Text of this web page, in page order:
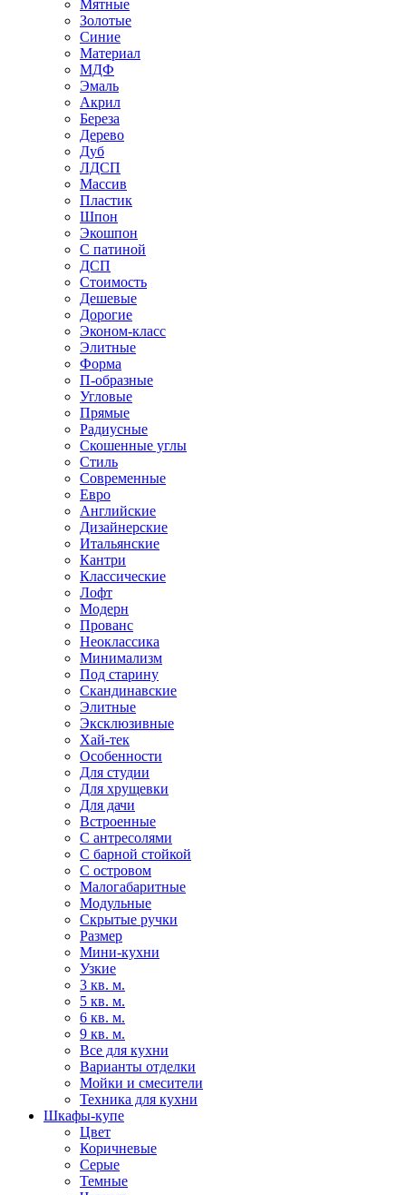
Мятные
Золотые
Синие
Материал
МДФ
Эмаль
Акрил
Береза
Дерево
Дуб
ЛДСП
Массив
Пластик
Шпон
Экошпон
С патиной
ДСП
Стоимость
Дешевые
Дорогие
Эконом-класс
Элитные
Форма
П-образные
Угловые
Прямые
Радиусные
Скошенные углы
Стиль
Современные
Евро
Английские
Дизайнерские
Итальянские
Кантри
Классические
Лофт
Модерн
Прованс
Неоклассика
Минимализм
Под старину
Скандинавские
Элитные
Эксклюзивные
Хай-тек
Особенности
Для студии
Для хрущевки
Для дачи
Встроенные
С антресолями
С барной стойкой
С островом
Малогабаритные
Модульные
Скрытые ручки
Размер
Мини-кухни
Узкие
3 кв. м.
5 кв. м.
6 кв. м.
9 кв. м.
Все для кухни
Варианты отделки
Мойки и смесители
Техника для кухни
Шкафы-купе
Цвет
Коричневые
Серые
Темные